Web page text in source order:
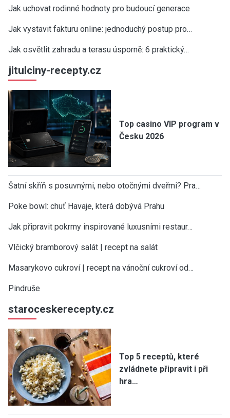
Jak uchovat rodinné hodnoty pro budoucí generace
Jak vystavit fakturu online: jednoduchý postup pro…
Jak osvětlit zahradu a terasu úsporně: 6 praktický…
jitulciny-recepty.cz
Top casino VIP program v
Česku 2026
Šatní skříň s posuvnými, nebo otočnými dveřmi? Pra…
Poke bowl: chuť Havaje, která dobývá Prahu
Jak připravit pokrmy inspirované luxusními restaur…
Vlčický bramborový salát | recept na salát
Masarykovo cukroví | recept na vánoční cukroví od…
Pindruše
staroceskerecepty.cz
Top 5 receptů, které
zvládnete připravit i při
hra…